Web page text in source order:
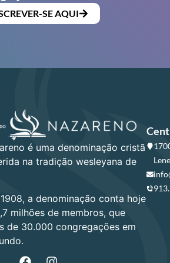
SE AQUI
é uma denominação cristã
na tradição wesleyana de
a denominação conta hoje
milhões de membros, que
de 30.000 congregações em